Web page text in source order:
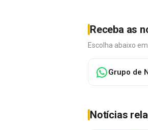
Receba as
Escolha abaixo
Grupo de
Notícias